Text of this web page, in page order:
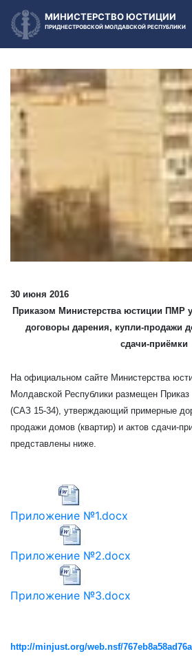
МИНИСТЕРСТВО ЮСТИЦИИ
ПРИДНЕСТРОВСКОЙ МОЛДАВСКОЙ РЕСПУБЛИКИ
30 июня 2016
Приказом Министерства юстиции ПМР
договоры дарения, купли-продажи
сдачи-приёмки
На официальном сайте Министерства
Молдавской Республики размещен
(САЗ 15-34), утверждающий примерные
продажи домов (квартир) и актов сдачи-
представлены ниже.
Приложение №1.docx
Приложение №2.docx
Приложение №3.docx
http://minjust.org/web.nsf/